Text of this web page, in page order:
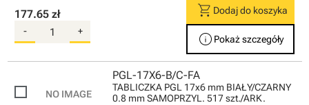
177.65 zł
- +
shopping_cart Dodaj do koszyka
info Pokaż szczegóły
PGL-17X6-B/C-FA
TABLICZKA PGL 17x6 mm BIAŁY/CZARNY
0.8 mm SAMOPRZYL. 517 szt./ARK.